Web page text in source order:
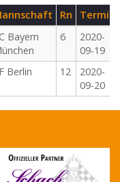
Rn
Termin
Bayern
6
2020-
09-19
Berlin 12
2020-
09-20